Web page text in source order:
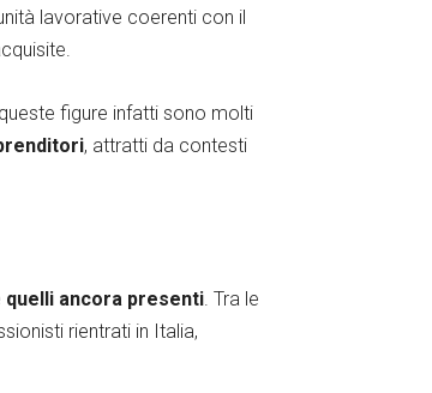
lavorative coerenti con il
figure infatti sono molti
, attratti da contesti
ancora presenti. Tra le
rientrati in Italia,